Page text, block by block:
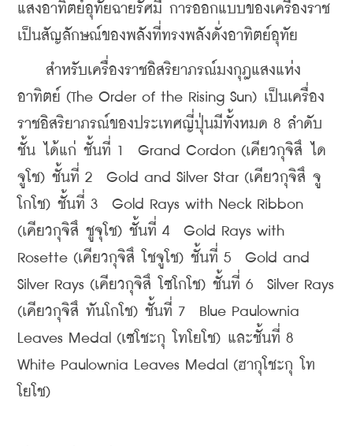
แสงอาทิตย์อุทัยฉายรัศมี การออกแบบของเครื่องราช
เป็นสัญลักษณ์ของพลังที่ทรงพลังดั่งอาทิตย์อุทัย
สำหรับเครื่องราชอิสริยาภรณ์มงกุฎแสงแห่ง
อาทิตย์ (The Order of the Rising Sun) เป็นเครื่อง
ราชอิสริยาภรณ์ของประเทศญี่ปุ่นมีทั้งหมด 8 ลำดับ
ชั้น ได้แก่ ชั้นที่ 1  Grand Cordon (เคียวกุจิสึ ได
จูโช) ชั้นที่ 2  Gold and Silver Star (เคียวกุจิสึ จู
โกโช) ชั้นที่ 3  Gold Rays with Neck Ribbon
(เคียวกุจิสึ ชูจุโช) ชั้นที่ 4  Gold Rays with
Rosette (เคียวกุจิสึ โชจูโช) ชั้นที่ 5  Gold and
Silver Rays (เคียวกุจิสึ โซโกโช) ชั้นที่ 6  Silver Rays
(เคียวกุจิสึ ทันโกโช) ชั้นที่ 7  Blue Paulownia
Leaves Medal (เซโชะกุ โทโยโช) และชั้นที่ 8
White Paulownia Leaves Medal (ฮากุโชะกุ โท
โยโช)